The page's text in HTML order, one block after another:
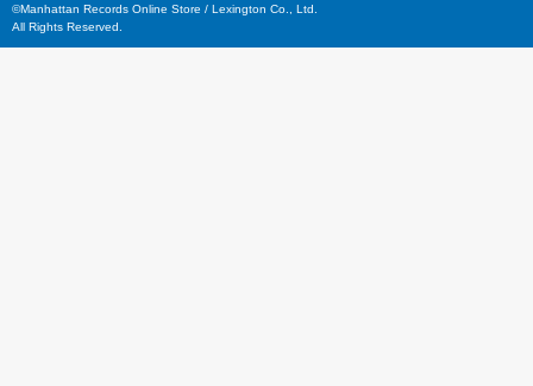
©Manhattan Records Online Store / Lexington Co., Ltd.
All Rights Reserved.